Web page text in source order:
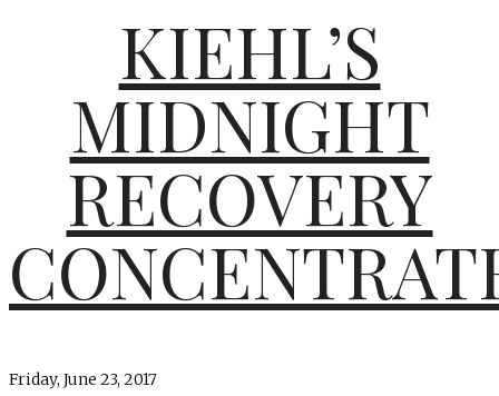
KIEHL’S
MIDNIGHT
RECOVERY
Friday, June 23, 2017